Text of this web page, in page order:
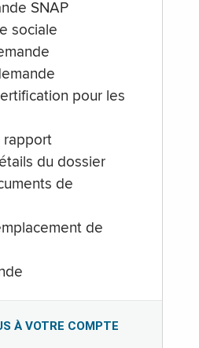
SNAP
sociale
pour les
rapport
du dossier
de
de
À VOTRE COMPTE